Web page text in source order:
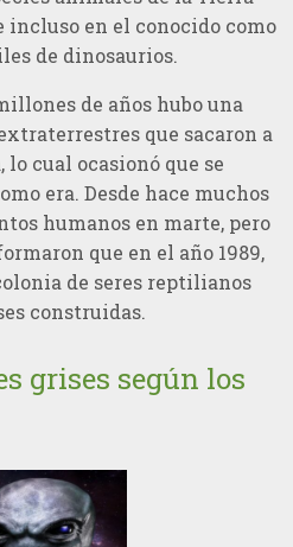
incluso en el conocido como
de dinosaurios.
de años hubo una
que sacaron a
cual ocasionó que se
era. Desde hace muchos
humanos en marte, pero
que en el año 1989,
de seres reptilianos
construidas.
grises según los